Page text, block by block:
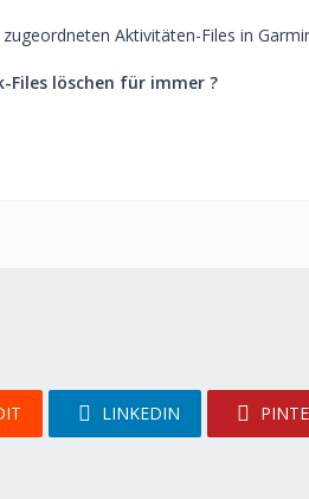
Aktivitäten-Files in
Files löschen für immer ?
LINKEDIN